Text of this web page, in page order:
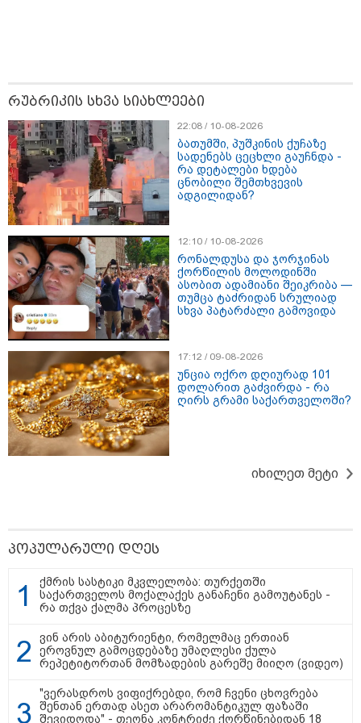
ვილოდიმირ ზელენსკი - რუსეთი
საკუთარ ტერიტორიაზე
ჩრდილოეთ კორეიდან
დამატებითი კონტინგენტის
განთავებისთვის ემზადება -
მსოფლიოში ყველა უნდა მიხვდეს,
თუ რას ნიშნავს ეს
მიხაილ გალუზინი - თბილისზე
ულტიმატუმებმა, რომ რუსეთთან
თანამშრომლობაზე უარი თქვას,
ის შედეგი არ გამოიღო, რისი
იმედიც დასავლეთს ჰქონდა -
ვცდილობთ
ურთიერთპატივისცემაზე
დამყარებული ურთიერთობები
ავაშენოთ
მიხაილ გალუზინი - რუსეთი
საქართველოსთან პრაგმატული
კავშირების გაფართოებისთვის
მზად არის
სამართალი
რუბრიკის სხვა სიახლეები
22:08 / 10-08-2026
ბათუმში, პუშკინის ქუჩაზე
სადენებს ცეცხლი გაუჩნდა -
რა დეტალები ხდება
ცნობილი შემთხვევის
ადგილიდან?
12:10 / 10-08-2026
რონალდუსა და ჯორჯინას
ქორწილის მოლოდინში
ასობით ადამიანი შეიკრიბა —
თუმცა ტაძრიდან სრულიად
სხვა პატარძალი გამოვიდა
17:12 / 09-08-2026
უნცია ოქრო დღიურად 101
დოლარით გაძვირდა - რა
ღირს გრამი საქართველოში?
იხილეთ მეტი
პოპულარული დღეს
ქმრის სასტიკი მკვლელობა: თურქეთში
საქართველოს მოქალაქეს განაჩენი გამოუტანეს -
რა თქვა ქალმა პროცესზე
ვინ არის აბიტურიენტი, რომელმაც ერთიან
ეროვნულ გამოცდებაზე უმაღლესი ქულა
რეპეტიტორთან მომზადების გარეშე მიიღო (ვიდეო)
"ვერასდროს ვიფიქრებდი, რომ ჩვენი ცხოვრება
შენთან ერთად ასეთ არარომანტიკულ ფაზაში
შევიდოდა" - თეონა კონტრიძე ქორწინებიდან 18